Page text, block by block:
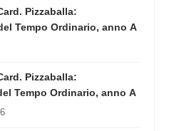
Pizzaballa:
Tempo Ordinario, anno A
Pizzaballa:
Tempo Ordinario, anno A